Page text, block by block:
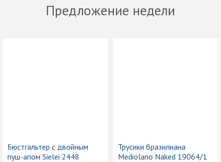
Предложение недели
Бюстгальтер с двойным
пуш-апом Sielei 2448
Трусики бразилиана
Mediolano Naked 19064/1